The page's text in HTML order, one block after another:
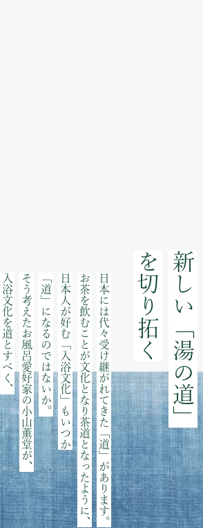
新しい「湯の道」
を切り拓く
日本には代々受け継がれてきた「道」があります。
お茶を飲むことが文化となり茶道となったように、
日本人が好む「入浴文化」もいつか
「道」になるのではないか。
そう考えたお風呂愛好家の小山薫堂が、
入浴文化を道とすべく、